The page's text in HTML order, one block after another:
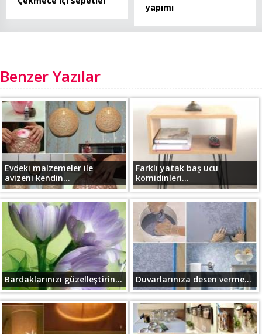
yapımı
Benzer Yazılar
Evdeki malzemeler ile
avizeni kendin...
Farklı yatak baş ucu
komidinleri...
Bardaklarınızı güzelleştirin... Duvarlarınıza desen verme...